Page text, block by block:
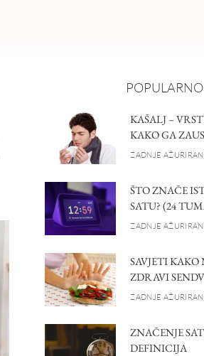
POPULARNO
KAŠALJ –
KAKO GA
ZADNJE
ŠTO ZNAČE
SATU? (24
ZADNJE
SAVJETI
ZDRAVI
ZADNJE
ZNAČENJE
DEFINICIJA